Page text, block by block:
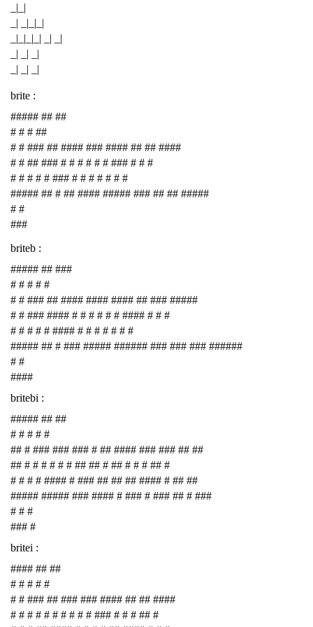
_|_|
_| _|_|_|
_|_|_|_| _| _|
_| _| _|
_| _| _|
brite :
##### ## ##
# # # ##
# # ### ## #### ### #### ## ## ####
# # ## ### # # # # # # ### # # #
# # # # # ### # # # # # # #
##### ## # ## #### ##### ### ## ## #####
# #
###
briteb :
##### ## ###
# # # # #
# # ### ## #### #### #### ## ### #####
# # ### #### # # # # # # #### # # #
# # # # # #### # # # # # # #
##### ## # ### ##### ###### ### ### ### ######
# #
####
britebi :
##### ## ##
# # # # #
## # ### ### ### # ## #### ### ### ## ##
## # # # # # # ## ## # ## # # # ## #
# # # # #### # ### ## ## ## #### # ## ##
##### ##### ### #### # ### # ### ## # ###
# # #
### #
britei :
#### ## ##
# # # # #
# # ### ## ### ### #### ## ## ####
# # # # # # # # # # ### # # # ## #